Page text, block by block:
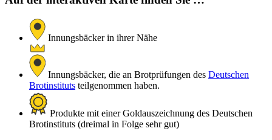
Innungsbäcker in ihrer Nähe
Innungsbäcker, die an Brotprüfungen des Deutschen
Brotinstituts teilgenommen haben.
Produkte mit einer Goldauszeichnung des Deutschen
Brotinstituts (dreimal in Folge sehr gut)